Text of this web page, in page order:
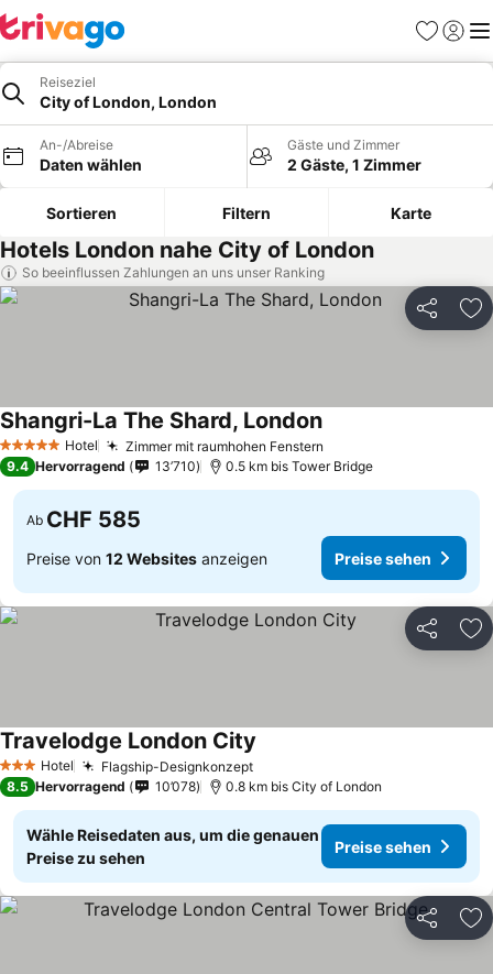
Favoriten
Reiseziel
City of London, London
An-/Abreise
Daten wählen
Gäste und Zimmer
2 Gäste, 1 Zimmer
Sortieren Filtern Karte
Hotels London nahe City of London
So beeinflussen Zahlungen an uns unser Ranking
Teilen
5 Sterne Hotel Zimmer mit raumhohen Fenstern
Shangri-La The Shard, LondonPreise sehen
9.4 Hervorragend 13’710 0.5 km bis Tower Bridge
Ab CHF 585
Preise von 12 Websites anzeigen Preise sehen
Teilen
3 SterneHotel Flagship-DesignkonzeptPreise sehen
Travelodge London City
8.5 Hervorragend 10’078 0.8 km bis City of London
Wähle Reisedaten aus, um die genauen
Preise zu sehen
Preise sehen
Teilen